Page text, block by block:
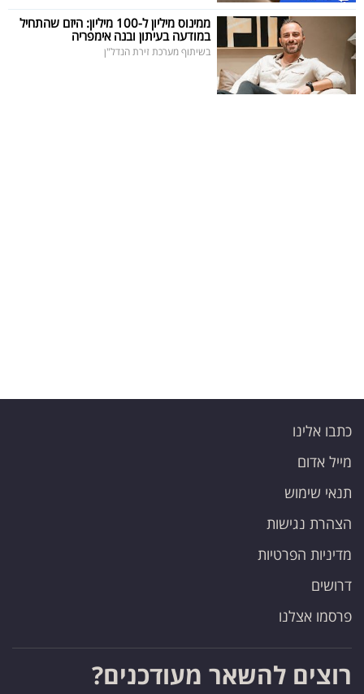
ממינוס מיליון ל-100 מיליון: היזם שהתחיל
במודעה בעיתון ובנה אימפריה
בשיתוף מערכת זירת הנדל"ן
כתבו אלינו
מייל אדום
תנאי שימוש
הצהרת נגישות
מדיניות הפרטיות
דרושים
פרסמו אצלנו
רוצים להשאר מעודכנים?